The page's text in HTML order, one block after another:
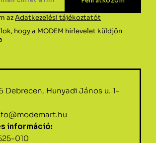
azAdatkezelési tájékoztatót
hogy a MODEM hírlevelet küldjön
Debrecen, Hunyadi János u. 1-
információ:
010